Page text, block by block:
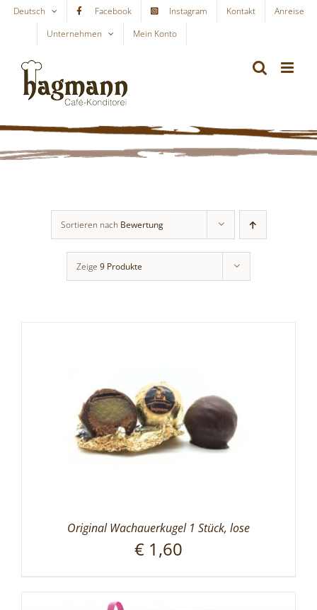
Skip
content
Deutsch Facebook Instagram Kontakt
Anreise
Unternehmen
Mein Konto
Sortieren nach Bewertung
Zeige 9 Produkte
Original Wachauerkugel 1 Stück, lose
€ 1,60